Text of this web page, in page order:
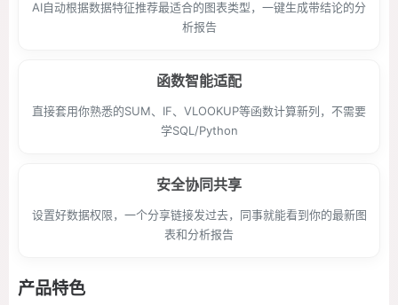
AI自动根据数据特征推荐最适合的图表类型，一键生成带结论的分
析报告
函数智能适配
直接套用你熟悉的SUM、IF、VLOOKUP等函数计算新列，不需要
学SQL/Python
安全协同共享
设置好数据权限，一个分享链接发过去，同事就能看到你的最新图
表和分析报告
产品特色